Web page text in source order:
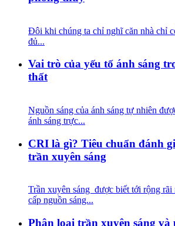
Đôi khi chúng ta chỉ nghĩ căn nhà chỉ
đủ...
Vai trò của yếu tố ánh sáng
thất
Nguồn sáng của ánh sáng tự nhiên
ánh sáng trực...
CRI là gì? Tiêu chuẩn đánh
trần xuyên sáng
Trần xuyên sáng được biết tới rộng rãi
cấp nguồn sáng...
Phân loại trần xuyên sáng và